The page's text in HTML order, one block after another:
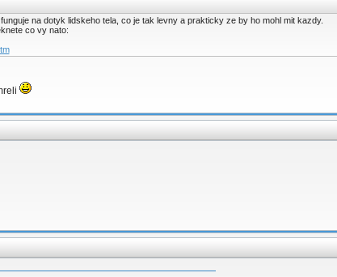
na dotyk lidskeho tela, co je tak levny a prakticky ze by ho mohl mit kazdy.
co vy nato: